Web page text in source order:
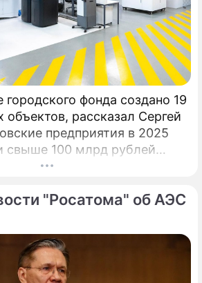
закона «Об отдельных
платформенной
вызвала волну
фонда создано 19
рассказал Сергей
предприятия в 2025
свыше 100 млрд рублей
кредитов на развитие и
и
"Росатома" об АЭС